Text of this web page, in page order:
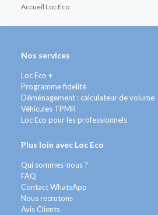
Accueil Loc Eco
Nos services
Loc Eco +
Programme fidelité
Déménagement : calculateur de volume
Véhicules TPMR
Loc Eco pour les professionnels
Plus loin avec Loc Eco
Qui sommes-nous ?
FAQ
Contact WhatsApp
Nous recrutons
Avis Clients